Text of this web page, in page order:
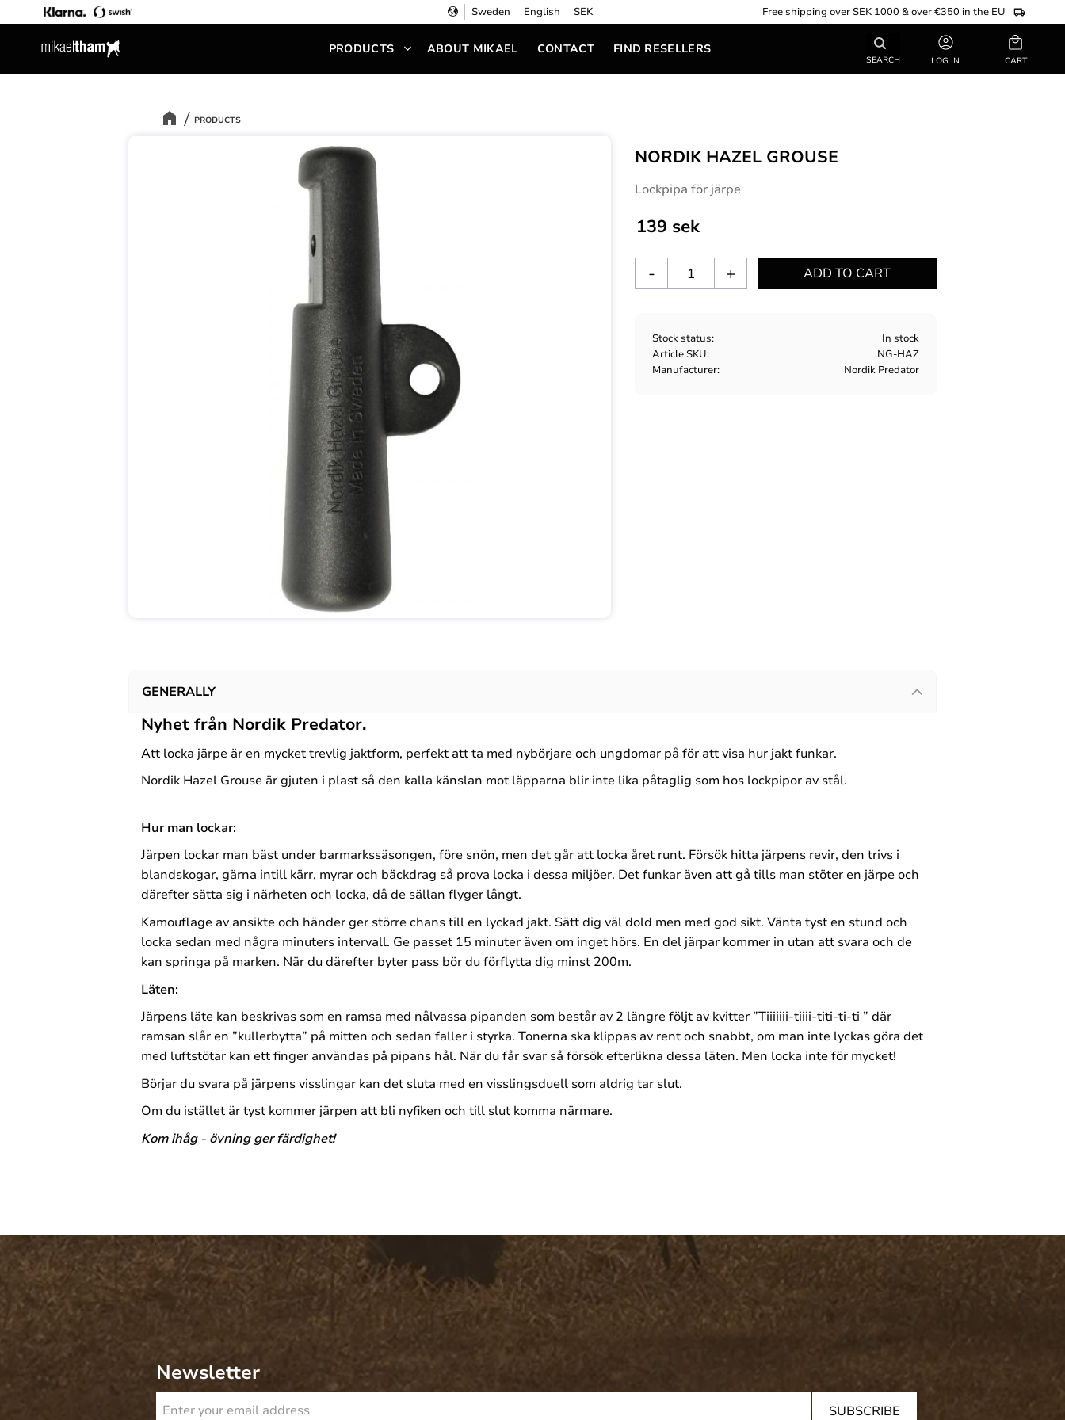
Sweden English SEK Free shipping over SEK 1000 & over €350 in the EU
SEARCH
PRODUCTS ABOUT MIKAEL CONTACT FIND RESELLERS
LOG IN
Basket
PRODUCTS
NORDIK HAZEL GROUSE
Lockpipa för järpe
139 sek
+
-
Stock status
In stock
Article SKU
NG-HAZ
Manufacturer
Nordik Predator
GENERALLY
Nyhet från Nordik Predator.
Att locka järpe är en mycket trevlig jaktform, perfekt att ta med nybörjare och ungdomar på för att visa hur jakt funkar.
Nordik Hazel Grouse är gjuten i plast så den kalla känslan mot läpparna blir inte lika påtaglig som hos lockpipor av stål.
Hur man lockar:
Järpen lockar man bäst under barmarkssäsongen, före snön, men det går att locka året runt. Försök hitta järpens revir, den trivs i
blandskogar, gärna intill kärr, myrar och bäckdrag så prova locka i dessa miljöer. Det funkar även att gå tills man stöter en järpe och
därefter sätta sig i närheten och locka, då de sällan flyger långt.
Kamouflage av ansikte och händer ger större chans till en lyckad jakt. Sätt dig väl dold men med god sikt. Vänta tyst en stund och
locka sedan med några minuters intervall. Ge passet 15 minuter även om inget hörs. En del järpar kommer in utan att svara och de
kan springa på marken. När du därefter byter pass bör du förflytta dig minst 200m.
Läten:
Järpens läte kan beskrivas som en ramsa med nålvassa pipanden som består av 2 längre följt av kvitter ”Tiiiiiii-tiiii-titi-ti-ti ” där
ramsan slår en ”kullerbytta” på mitten och sedan faller i styrka. Tonerna ska klippas av rent och snabbt, om man inte lyckas göra det
med luftstötar kan ett finger användas på pipans hål. När du får svar så försök efterlikna dessa läten. Men locka inte för mycket!
Börjar du svara på järpens visslingar kan det sluta med en visslingsduell som aldrig tar slut.
Om du istället är tyst kommer järpen att bli nyfiken och till slut komma närmare.
Kom ihåg - övning ger färdighet!
Newsletter
SUBSCRIBE